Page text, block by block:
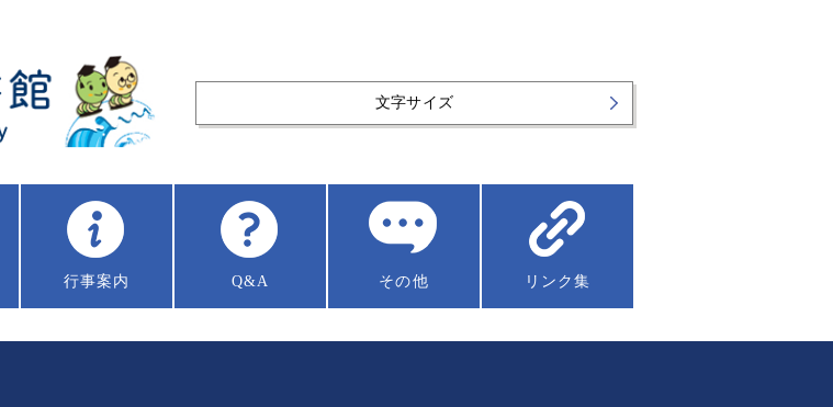
文字サイズ
行事案内 Q&A その他 リンク集